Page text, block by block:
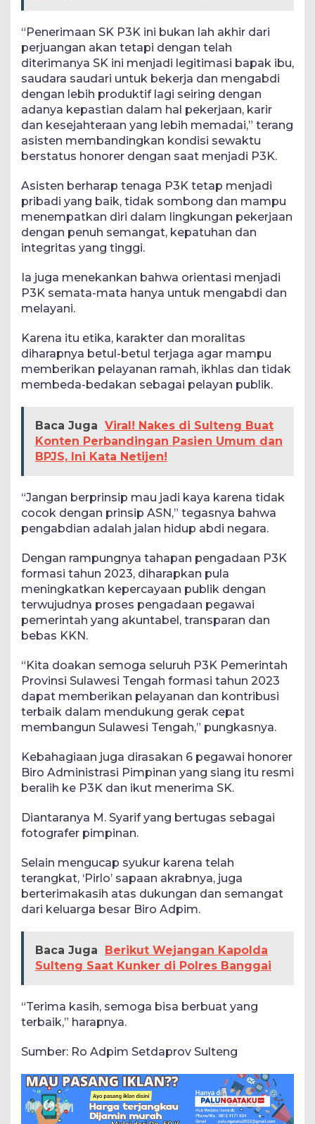
“Penerimaan SK P3K ini bukan lah akhir dari
perjuangan akan tetapi dengan telah
diterimanya SK ini menjadi legitimasi bapak ibu,
saudara saudari untuk bekerja dan mengabdi
dengan lebih produktif lagi seiring dengan
adanya kepastian dalam hal pekerjaan, karir
dan kesejahteraan yang lebih memadai,” terang
asisten membandingkan kondisi sewaktu
berstatus honorer dengan saat menjadi P3K.
Asisten berharap tenaga P3K tetap menjadi
pribadi yang baik, tidak sombong dan mampu
menempatkan diri dalam lingkungan pekerjaan
dengan penuh semangat, kepatuhan dan
integritas yang tinggi.
Ia juga menekankan bahwa orientasi menjadi
P3K semata-mata hanya untuk mengabdi dan
melayani.
Karena itu etika, karakter dan moralitas
diharapnya betul-betul terjaga agar mampu
memberikan pelayanan ramah, ikhlas dan tidak
membeda-bedakan sebagai pelayan publik.
Baca Juga Viral! Nakes di Sulteng Buat
Konten Perbandingan Pasien Umum dan
BPJS, Ini Kata Netijen!
“Jangan berprinsip mau jadi kaya karena tidak
cocok dengan prinsip ASN,” tegasnya bahwa
pengabdian adalah jalan hidup abdi negara.
Dengan rampungnya tahapan pengadaan P3K
formasi tahun 2023, diharapkan pula
meningkatkan kepercayaan publik dengan
terwujudnya proses pengadaan pegawai
pemerintah yang akuntabel, transparan dan
bebas KKN.
“Kita doakan semoga seluruh P3K Pemerintah
Provinsi Sulawesi Tengah formasi tahun 2023
dapat memberikan pelayanan dan kontribusi
terbaik dalam mendukung gerak cepat
membangun Sulawesi Tengah,” pungkasnya.
Kebahagiaan juga dirasakan 6 pegawai honorer
Biro Administrasi Pimpinan yang siang itu resmi
beralih ke P3K dan ikut menerima SK.
Diantaranya M. Syarif yang bertugas sebagai
fotografer pimpinan.
Selain mengucap syukur karena telah
terangkat, ‘Pirlo’ sapaan akrabnya, juga
berterimakasih atas dukungan dan semangat
dari keluarga besar Biro Adpim.
Baca Juga
Berikut Wejangan Kapolda
Sulteng Saat Kunker di Polres Banggai
“Terima kasih, semoga bisa berbuat yang
terbaik,” harapnya.
Sumber: Ro Adpim Setdaprov Sulteng